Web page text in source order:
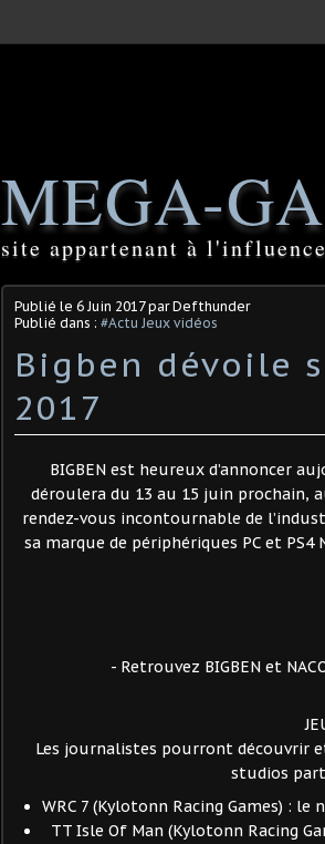
MEGA-
site appartenant à
Publié le 6 Juin 2017par Defthunder
Publié dans : #Actu Jeux vidéos
Bigben dévoile
2017
BIGBEN est heureux d’annoncer
déroulera du 13 au 15 juin prochain,
rendez-vous incontournable de
sa marque de périphériques PC et PS4
- Retrouvez BIGBEN et
Les journalistes pourront découvrir
studios
WRC 7 (Kylotonn Racing Games) :
TT Isle Of Man (Kylotonn Racing